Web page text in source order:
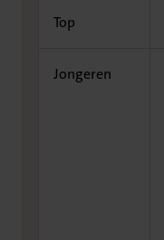
Top
Jongeren